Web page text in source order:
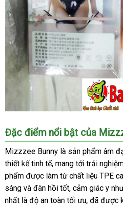
Âm
Đạo
Giả
Mizzzee
Bunny
Chính
Hãng
Cầm
Đặc điểm nổi bật của
Mizzzee Bunny là sản phẩm âm
thiết kế tinh tế, mang tới trải
phẩm được làm từ chất liệu TPE
sáng và đàn hồi tốt, cảm giác y
nhất là độ an toàn tối ưu, đã được